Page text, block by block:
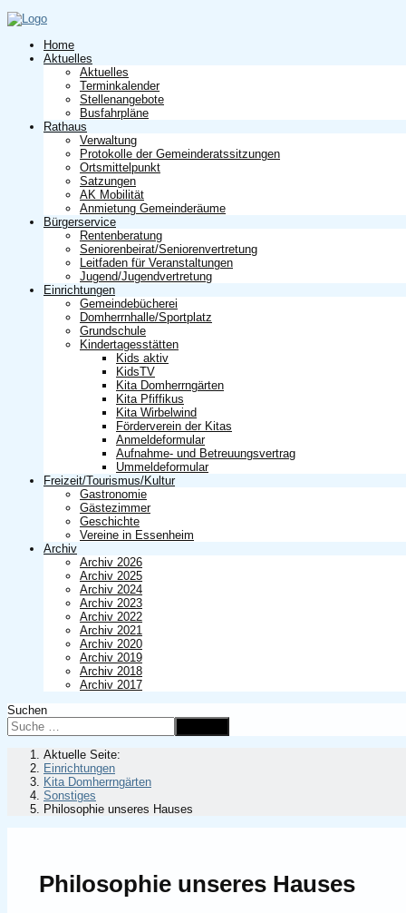
Home
Aktuelles
Aktuelles
Terminkalender
Stellenangebote
Busfahrpläne
Rathaus
Verwaltung
Protokolle der Gemeinderatssitzungen
Ortsmittelpunkt
Satzungen
AK Mobilität
Anmietung Gemeinderäume
Bürgerservice
Rentenberatung
Seniorenbeirat/Seniorenvertretung
Leitfaden für Veranstaltungen
Jugend/Jugendvertretung
Einrichtungen
Gemeindebücherei
Domherrnhalle/Sportplatz
Grundschule
Kindertagesstätten
Kids aktiv
KidsTV
Kita Domherrngärten
Kita Pfiffikus
Kita Wirbelwind
Förderverein der Kitas
Anmeldeformular
Aufnahme- und Betreuungsvertrag
Ummeldeformular
Freizeit/Tourismus/Kultur
Gastronomie
Gästezimmer
Geschichte
Vereine in Essenheim
Archiv
Archiv 2026
Archiv 2025
Archiv 2024
Archiv 2023
Archiv 2022
Archiv 2021
Archiv 2020
Archiv 2019
Archiv 2018
Archiv 2017
Suchen
Aktuelle Seite:
Einrichtungen
Kita Domherrngärten
Sonstiges
Philosophie unseres Hauses
Philosophie unseres Hauses